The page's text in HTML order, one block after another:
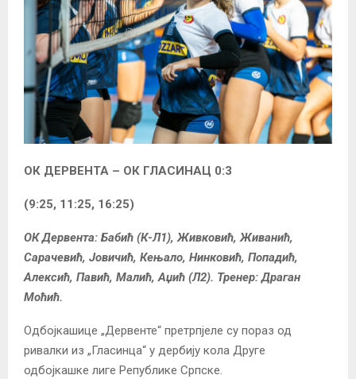
ОК ДЕРВЕНТА – ОК ГЛАСИНАЦ 0:3
(9:25, 11:25, 16:25)
ОК Дервента: Бабић (К-Л1), Живковић, Живанић,
Сарачевић, Јовичић, Кењало, Нинковић, Попадић,
Алексић, Павић, Малић, Аџић (Л2). Тренер: Драган
Моћић.
Одбојкашице „Дервенте“ претрпјеле су пораз од
ривалки из „Гласинца“ у дербију кола Друге
одбојкашке лиге Републике Српске.